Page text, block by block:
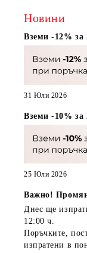
Новини
Вземи -12% за
31 Юли 2026
Вземи -10% за
25 Юли 2026
Важно!
Днес ще
12:00 ч.
Поръчките,
изпратени в